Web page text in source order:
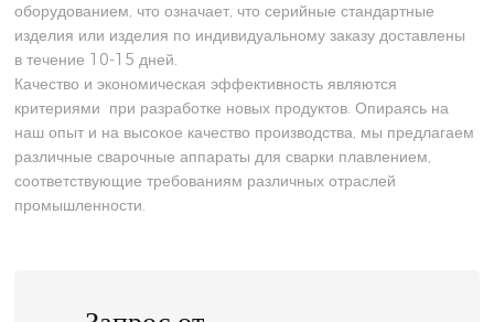
оборудованием, что означает, что серийные стандартные
изделия или изделия по индивидуальному заказу доставлены
в течение 10-15 дней.
Качество и экономическая эффективность являются
критериями при разработке новых продуктов. Опираясь на
наш опыт и на высокое качество производства, мы предлагаем
различные сварочные аппараты для сварки плавлением,
соответствующие требованиям различных отраслей
промышленности.